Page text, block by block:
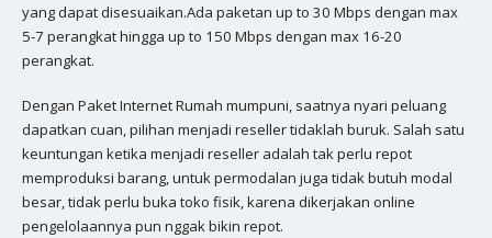
yang dapat disesuaikan.Ada paketan up to 30 Mbps dengan max
5-7 perangkat hingga up to 150 Mbps dengan max 16-20
perangkat.
Dengan Paket Internet Rumah mumpuni, saatnya nyari peluang
dapatkan cuan, pilihan menjadi reseller tidaklah buruk. Salah satu
keuntungan ketika menjadi reseller adalah tak perlu repot
memproduksi barang, untuk permodalan juga tidak butuh modal
besar, tidak perlu buka toko fisik, karena dikerjakan online
pengelolaannya pun nggak bikin repot.